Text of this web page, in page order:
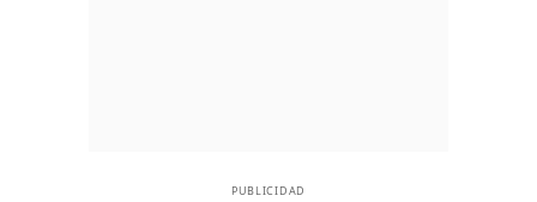
PUBLICIDAD